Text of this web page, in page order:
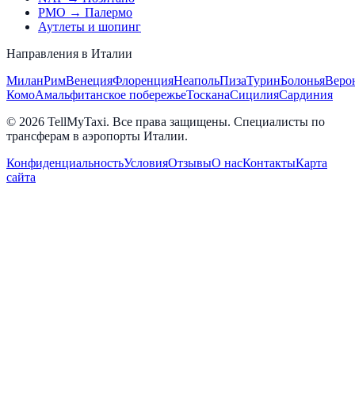
PMO → Палермо
Аутлеты и шопинг
Направления в Италии
МиланРимВенецияФлоренцияНеапольПизаТуринБолонья
КомоАмальфитанское побережьеТосканаСицилияСардиния
© 2026 TellMyTaxi. Все права защищены. Специалисты по
трансферам в аэропорты Италии.
КонфиденциальностьУсловияОтзывыО насКонтактыКарта
сайта